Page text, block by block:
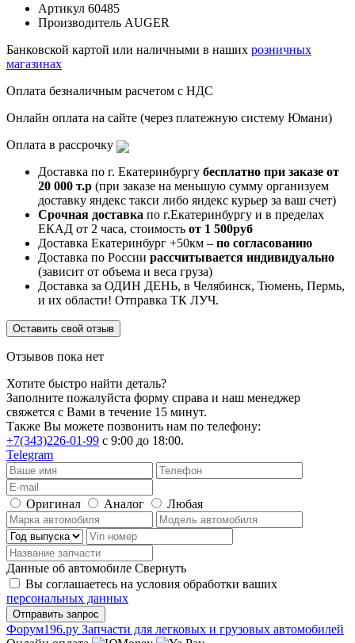
Артикул 60485
Производитель AUGER
Банковской картой или наличными в наших розничных
магазинах
Оплата безналичным расчетом с НДС
Онлайн оплата на сайте (через платежную систему Юмани)
Оплата в рассрочку
Доставка по г. Екатеринбургу бесплатно при заказе от
20 000 т.р (при заказе на меньшую сумму организуем
доставку яндекс такси либо яндекс курьер за ваш счет)
Срочная доставка по г.Екатеринбургу и в пределах
ЕКАД от 2 часа, стоимость от 1 500руб
Доставка Екатеринбург +50км – по согласованию
Доставка по России рассчитывается индивидуально
(зависит от объема и веса груза)
Доставка за ОДИН ДЕНЬ, в Челябинск, Тюмень, Пермь,
и их области! Отправка ТК ЛУЧ.
Оставить свой отзыв
Отзывов пока нет
Хотите быстро найти деталь?
Заполните пожалуйста форму справа и наш менеджер
свяжется с Вами в течение 15 минут.
Также Вы можете позвонить нам по телефону:
+7(343)226-01-99 с 9:00 до 18:00.
Telegram
Оригинал Аналог Любая
Данные об автомобиле Свернуть
Вы соглашаетесь на условия обработки ваших
персональных данных
Фoрум196.ру Запчасти для легковых и грузовых автомобилей